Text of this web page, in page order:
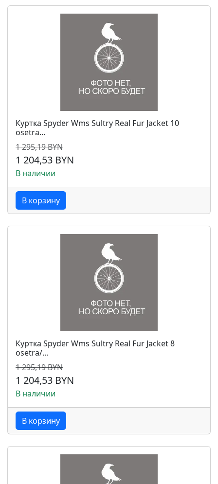
Куртка Spyder Wms Sultry Real Fur Jacket 10
osetra...
1 295,19 BYN
1 204,53 BYN
В наличии
В корзину
Куртка Spyder Wms Sultry Real Fur Jacket 8
osetra/...
1 295,19 BYN
1 204,53 BYN
В наличии
В корзину